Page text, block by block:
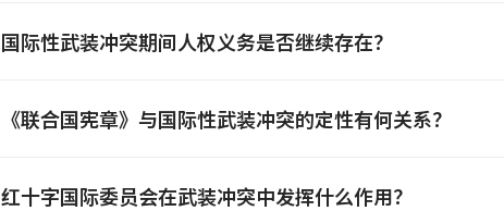
国际性武装冲突期间人权义务是否继续存在？
《联合国宪章》与国际性武装冲突的定性有何关系？
红十字国际委员会在武装冲突中发挥什么作用？